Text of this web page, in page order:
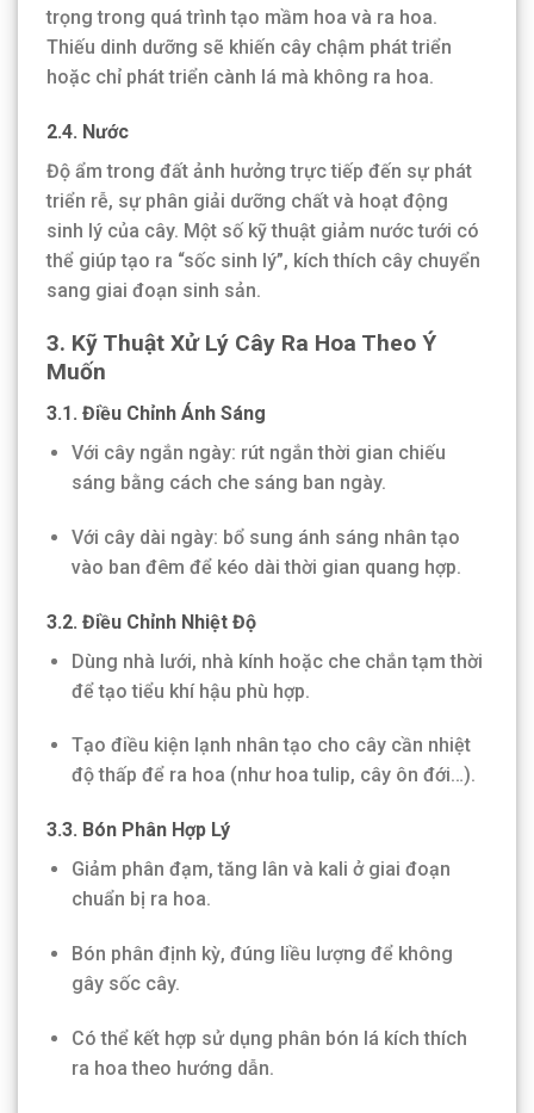
trọng trong quá trình tạo mầm hoa và ra hoa.
Thiếu dinh dưỡng sẽ khiến cây chậm phát triển
hoặc chỉ phát triển cành lá mà không ra hoa.
2.4. Nước
Độ ẩm trong đất ảnh hưởng trực tiếp đến sự phát
triển rễ, sự phân giải dưỡng chất và hoạt động
sinh lý của cây. Một số kỹ thuật giảm nước tưới có
thể giúp tạo ra “sốc sinh lý”, kích thích cây chuyển
sang giai đoạn sinh sản.
3. Kỹ Thuật Xử Lý Cây Ra Hoa Theo Ý
Muốn
3.1. Điều Chỉnh Ánh Sáng
Với cây ngắn ngày: rút ngắn thời gian chiếu
sáng bằng cách che sáng ban ngày.
Với cây dài ngày: bổ sung ánh sáng nhân tạo
vào ban đêm để kéo dài thời gian quang hợp.
3.2. Điều Chỉnh Nhiệt Độ
Dùng nhà lưới, nhà kính hoặc che chắn tạm thời
để tạo tiểu khí hậu phù hợp.
Tạo điều kiện lạnh nhân tạo cho cây cần nhiệt
độ thấp để ra hoa (như hoa tulip, cây ôn đới…).
3.3. Bón Phân Hợp Lý
Giảm phân đạm, tăng lân và kali ở giai đoạn
chuẩn bị ra hoa.
Bón phân định kỳ, đúng liều lượng để không
gây sốc cây.
Có thể kết hợp sử dụng phân bón lá kích thích
ra hoa theo hướng dẫn.